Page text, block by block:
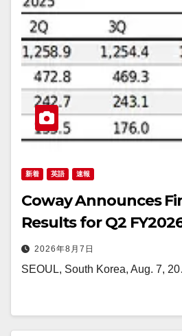
新着 英語 速報
Coway Announces
Results for Q2
2026年8月7日
SEOUL, South Korea, Aug. 7,